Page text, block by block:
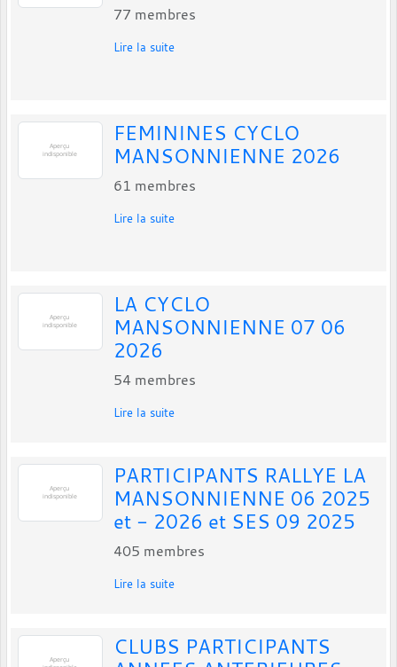
77 membres
Lire la suite
FEMININES CYCLO
MANSONNIENNE 2026
61 membres
Lire la suite
LA CYCLO
MANSONNIENNE 07 06
2026
54 membres
Lire la suite
PARTICIPANTS RALLYE LA
MANSONNIENNE 06 2025
et - 2026 et SES 09 2025
405 membres
Lire la suite
CLUBS PARTICIPANTS